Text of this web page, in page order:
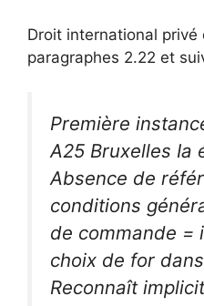
Droit international privé
paragraphes 2.22 et
Première
A25 Bruxelles Ia
Absence de
conditions
de commande =
choix de for
Reconnaît